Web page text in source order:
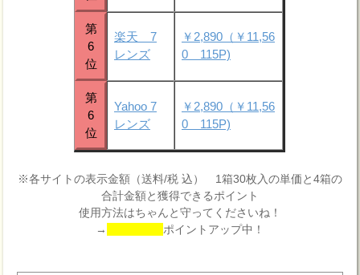
第
6
位
楽天 7
レンズ
￥2,890（￥11,56
0 115P)
第
6
位
Yahoo 7
レンズ
￥2,890（￥11,56
0 115P)
※各サイトの表示金額（送料/税 込） 1箱30枚入の単価と4箱の
合計金額と獲得できるポイント
使用方法はちゃんと守ってくださいね！
→
ポイントアップ中！